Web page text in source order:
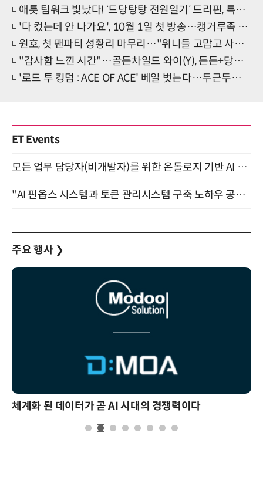
애틋 팀워크 빛났다! ‘드당탕탕 전원일기’ 드리핀, 특별 바비큐 파티
'다 컸는데 안 나가요', 10월 1일 첫 방송…캥거루족 라인업 완성
원호, 첫 팬파티 성황리 마무리…"위니들 고맙고 사랑해!" 뭉클
"감사함 느낀 시간"…골든차일드 와이(Y), 든든+당당 '만기 전역'
'로드 투 킹덤 : ACE OF ACE' 베일 벗는다…두근두근 'D-DAY'
ET Events
모든 업무 담당자(비개발자)를 위한 온톨로지 기반 AI 지식체계 설계 1-day 워크숍 8월 20일 개최
"AI 핀옵스 시스템과 토큰 관리시스템 구축 노하우 공개" 잠실 한국광고문화회관 2층 대회의실 (8/21)
주요 행사 ❯
체계화 된 데이터가 곧 AI 시대의 경쟁력이다